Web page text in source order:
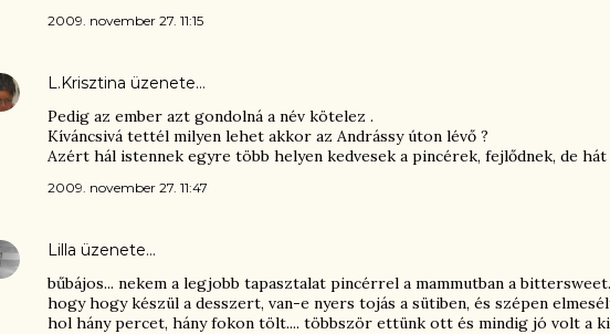
2009. november 27. 11:15
L.Krisztina üzenete…
Pedig az ember azt gondolná a név kötelez .
Kíváncsivá tettél milyen lehet akkor az Andrássy úton lévő ?
Azért hál istennek egyre több helyen kedvesek a pincérek, fejlődnek, de hát
2009. november 27. 11:47
Lilla üzenete…
bűbájos... nekem a legjobb tapasztalat pincérrel a mammutban a
hogy hogy készül a desszert, van-e nyers tojás a sütiben, és szépen
hol hány percet, hány fokon tölt.... többször ettünk ott és mindig jó volt a